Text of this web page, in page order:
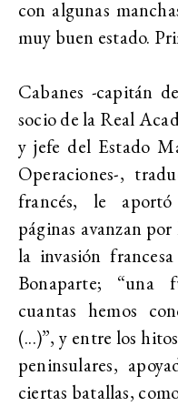
con algunas
muy buen estado.
Cabanes -capitán
socio de la Real
y jefe del Estado
Operaciones-,
francés, le
páginas avanzan
la invasión
Bonaparte; “una
cuantas hemos
(...)”, y entre los
peninsulares,
ciertas batallas,